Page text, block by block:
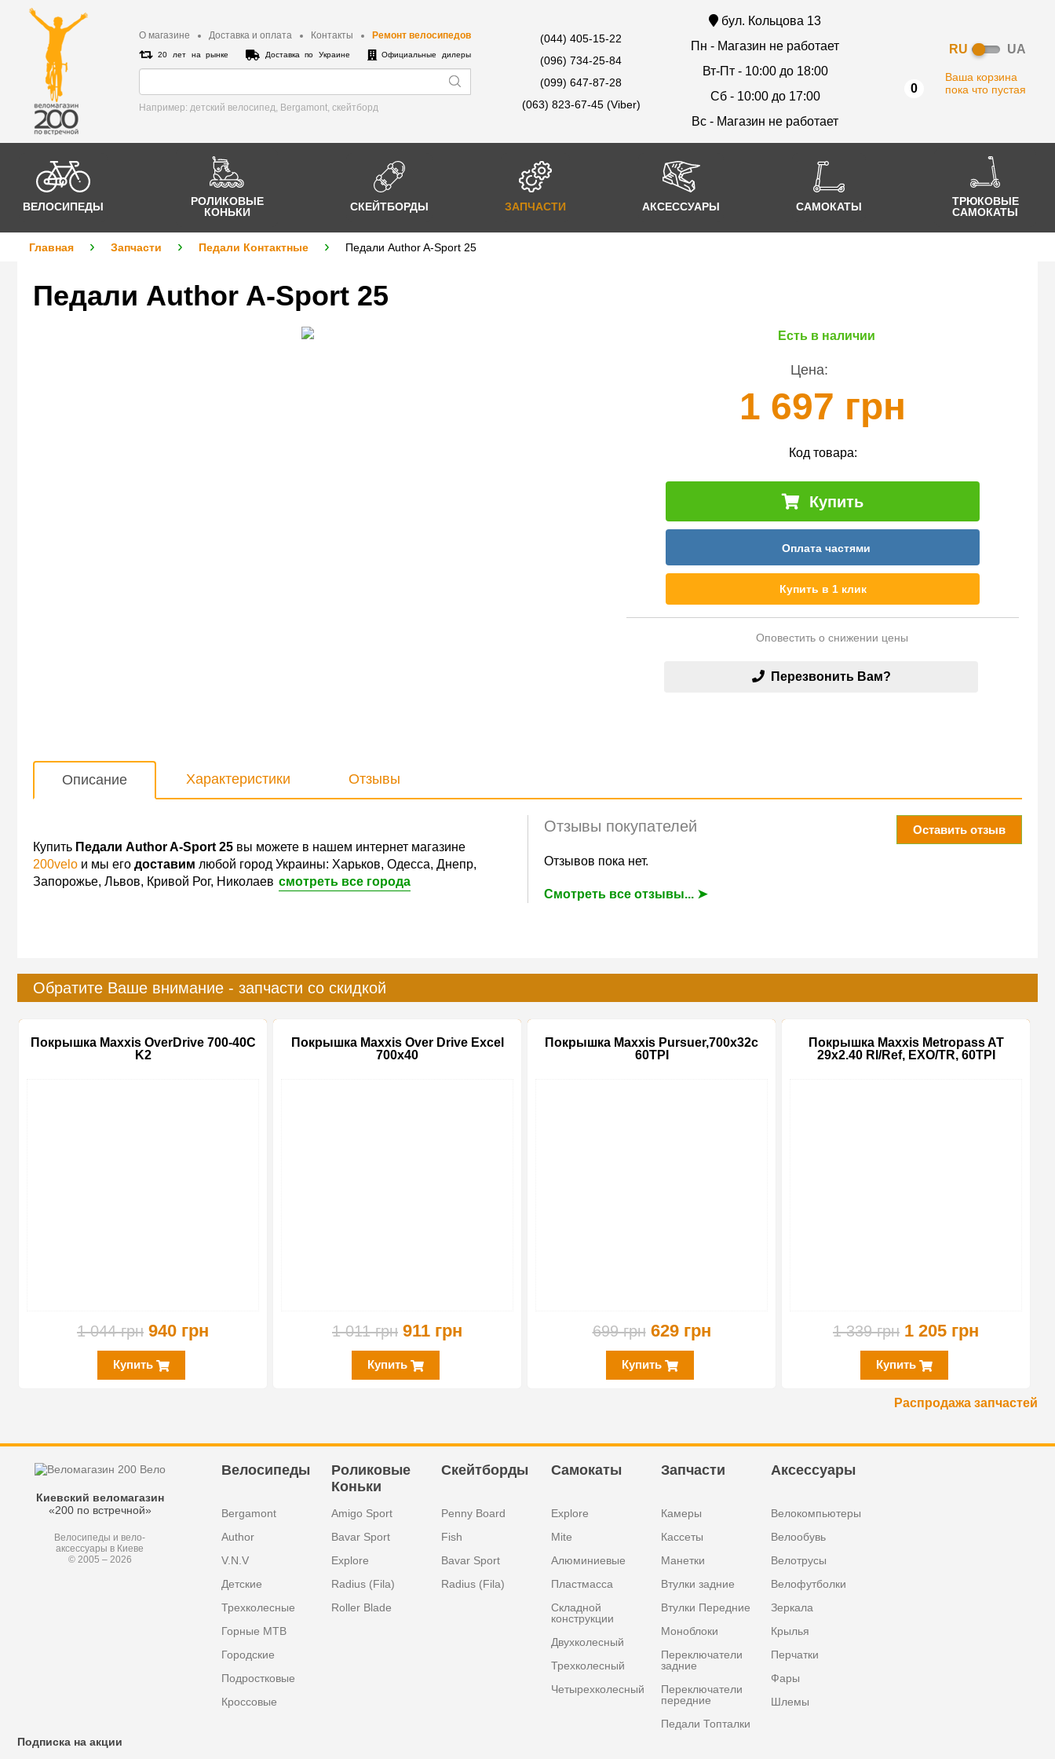
О магазине Доставка и оплата Контакты Ремонт велосипедов
20 лет на рынке Доставка по Украине Официальные дилеры
Например: детский велосипед, Bergamont, cкейтборд
(044) 405-15-22
(096) 734-25-84
(099) 647-87-28
(063) 823-67-45 (Viber)
бул. Кольцова 13
Пн - Магазин не работает
Вт-Пт - 10:00 до 18:00
Сб - 10:00 до 17:00
Вс - Магазин не работает
RU UA
0
Ваша корзина
пока что пустая
ВЕЛОСИПЕДЫ
РОЛИКОВЫЕ
КОНЬКИ
СКЕЙТБОРДЫ ЗАПЧАСТИ АКСЕССУАРЫ САМОКАТЫ
ТРЮКОВЫЕ
САМОКАТЫ
Главная Запчасти Педали Контактные Педали Author A-Sport 25
Педали Author A-Sport 25
Есть в наличии
Цена:
1 697 грн
Код товара:
Купить
Оплата частями
Купить в 1 клик
Оповестить о снижении цены
Перезвонить Вам?
Описание Характеристики Отзывы
Оставить отзыв
Отзывы покупателей
Отзывов пока нет.
Смотреть все отзывы... ➤
Купить Педали Author A-Sport 25 вы можете в нашем интернет магазине
200velo и мы его доставим любой город Украины: Харьков, Одесса, Днепр,
Запорожье, Львов, Кривой Рог, Николаев смотреть все города
Обратите Ваше внимание - запчасти со скидкой
Покрышка Maxxis OverDrive 700-40C
K2
1 044 грн 940 грн
Купить
Покрышка Maxxis Over Drive Excel
700x40
1 011 грн 911 грн
Купить
Покрышка Maxxis Pursuer,700x32c
60TPI
699 грн 629 грн
Купить
Покрышка Maxxis Metropass AT
29x2.40 Rl/Ref, EXO/TR, 60TPI
1 339 грн 1 205 грн
Купить
Распродажа запчастей
Киевский веломагазин
«200 по встречной»
Велосипеды и вело-
аксессуары в Киеве
© 2005 – 2026
Велосипеды
Bergamont
Author
V.N.V
Детские
Трехколесные
Горные MTB
Городские
Подростковые
Кроссовые
Роликовые
Коньки
Amigo Sport
Bavar Sport
Explore
Radius (Fila)
Roller Blade
Скейтборды
Penny Board
Fish
Bavar Sport
Radius (Fila)
Самокаты
Explore
Mite
Алюминиевые
Пластмасса
Складной
конструкции
Двухколесный
Трехколесный
Четырехколесный
Запчасти
Камеры
Кассеты
Манетки
Втулки задние
Втулки Передние
Моноблоки
Переключатели
задние
Переключатели
передние
Педали Топталки
Аксессуары
Велокомпьютеры
Велообувь
Велотрусы
Велофутболки
Зеркала
Крылья
Перчатки
Фары
Шлемы
Подписка на акции